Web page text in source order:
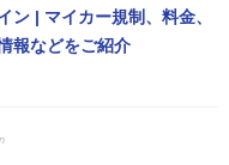
ン | マイカー規制、料金、
報などをご紹介